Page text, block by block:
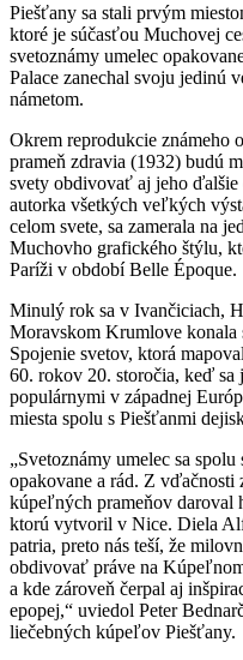
Piešťany sa stali prvým
ktoré je súčasťou Muchovej
svetoznámy umelec
Palace zanechal svoju jedinú
námetom.
Okrem reprodukcie známeho
prameň zdravia (1932) budú
svety obdivovať aj jeho
autorka všetkých veľkých
celom svete, sa zamerala na
Muchovho grafického štýlu,
Paríži v období Belle Époque.
Minulý rok sa v Ivančiciach,
Moravskom Krumlove konala
Spojenie svetov, ktorá
60. rokov 20. storočia, keď sa
populárnymi v západnej
miesta spolu s Piešťanmi
„Svetoznámy umelec sa
opakovane a rád. Z
kúpeľných prameňov daroval
ktorú vytvoril v Nice. Diela
patria, preto nás teší, že
obdivovať práve na
a kde zároveň čerpal aj
epopej,“ uviedol Peter
liečebných kúpeľov Piešťany.